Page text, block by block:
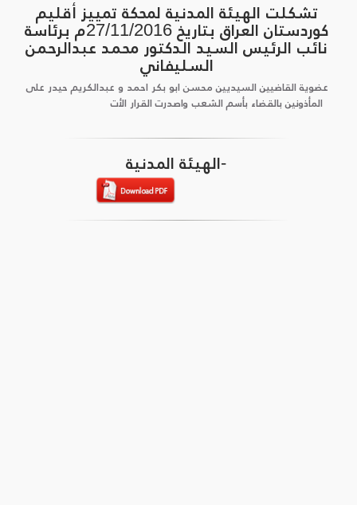
تشكلت الهيئة المدنية لمحكة تمييز أقليم
كوردستان العراق بتاريخ 27/11/2016م برئاسة
نائب الرئيس السيد الدكتور محمد عبدالرحمن
السليفاني
عضوية القاضيين السيديين محسن ابو بكر احمد و عبدالكريم حيدر على
المأذونين بالقضاء بأسم الشعب واصدرت القرار الأت
-الهيئة المدنية